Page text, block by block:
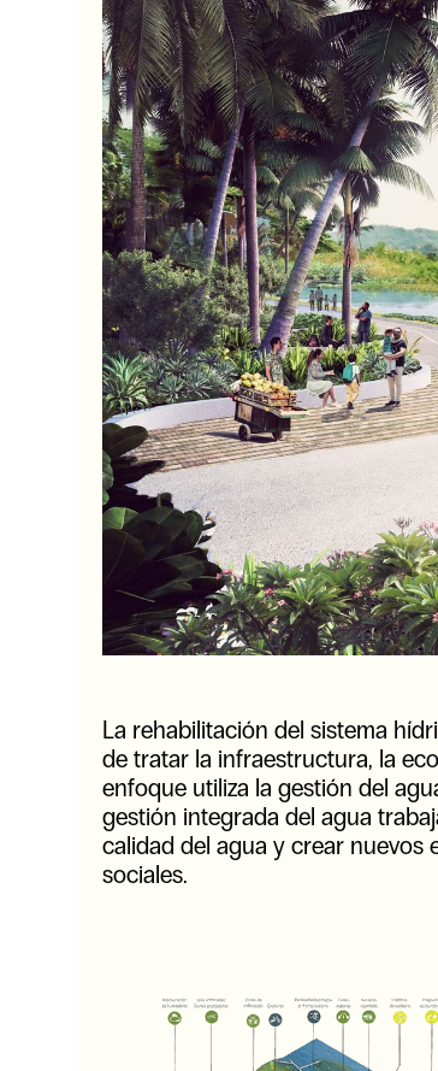
La rehabilitación del sistema
de tratar la infraestructura, la
enfoque utiliza la gestión del
gestión integrada del agua
calidad del agua y crear nuevos
sociales.